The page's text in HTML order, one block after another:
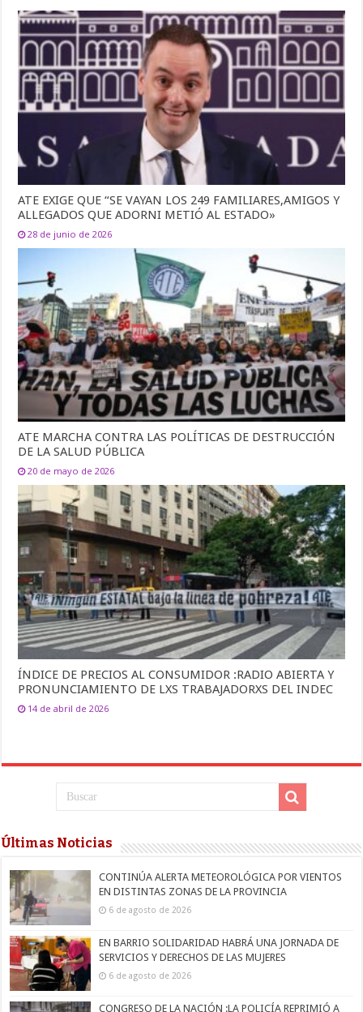
ATE EXIGE QUE “SE VAYAN LOS 249 FAMILIARES,AMIGOS Y
ALLEGADOS QUE ADORNI METIÓ AL ESTADO»
28 de junio de 2026
ATE MARCHA CONTRA LAS POLÍTICAS DE DESTRUCCIÓN
DE LA SALUD PÚBLICA
20 de mayo de 2026
ÍNDICE DE PRECIOS AL CONSUMIDOR :RADIO ABIERTA Y
PRONUNCIAMIENTO DE LXS TRABAJADORXS DEL INDEC
14 de abril de 2026
Últimas Noticias
CONTINÚA ALERTA METEOROLÓGICA POR VIENTOS
EN DISTINTAS ZONAS DE LA PROVINCIA
6 de agosto de 2026
EN BARRIO SOLIDARIDAD HABRÁ UNA JORNADA DE
SERVICIOS Y DERECHOS DE LAS MUJERES
6 de agosto de 2026
CONGRESO DE LA NACIÓN :LA POLICÍA REPRIMIÓ A